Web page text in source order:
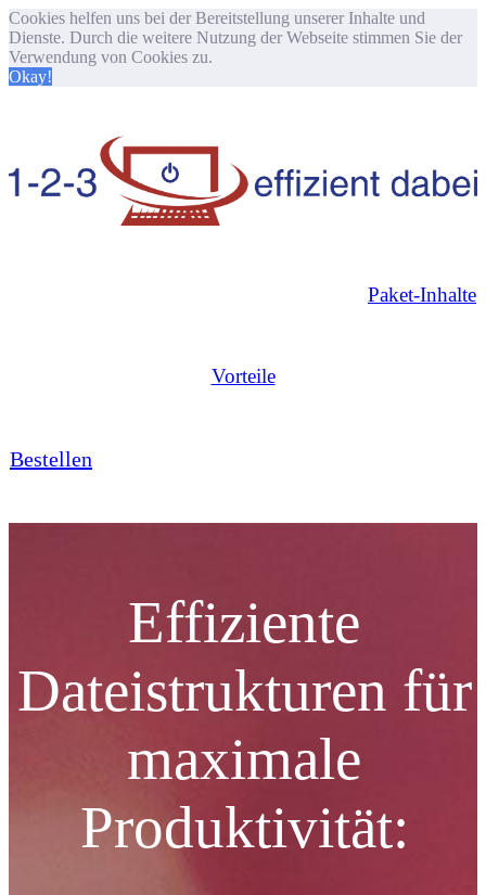
Cookies helfen uns bei der Bereitstellung unserer Inhalte und
Dienste. Durch die weitere Nutzung der Webseite stimmen Sie der
Verwendung von Cookies zu.
Okay!
Paket-Inhalte
Vorteile
Bestellen
Effiziente
Dateistrukturen für
maximale
Produktivität: